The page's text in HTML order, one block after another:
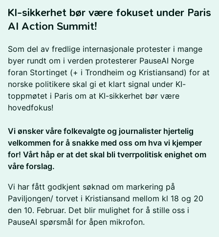
KI-sikkerhet bør være fokuset under Paris
AI Action Summit!
​Som del av fredlige internasjonale protester i mange
byer rundt om i verden protesterer PauseAI Norge
foran Stortinget (+ i Trondheim og Kristiansand) for at
norske politikere skal gi et klart signal under KI-
toppmøtet i Paris om at KI-sikkerhet bør være
hovedfokus!
Vi ønsker våre folkevalgte og journalister hjertelig
velkommen for å snakke med oss om hva vi kjemper
for! Vårt håp er at det skal bli tverrpolitisk enighet om
våre forslag.
​Vi har fått godkjent søknad om markering på
Paviljongen/ torvet i Kristiansand mellom kl 18 og 20
den 10. Februar. Det blir mulighet for å stille oss i
PauseAI spørsmål for åpen mikrofon.